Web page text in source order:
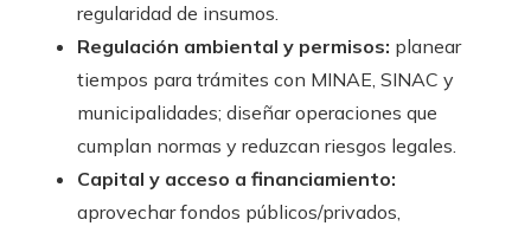
regularidad de insumos.
Regulación ambiental y permisos: planear
tiempos para trámites con MINAE, SINAC y
municipalidades; diseñar operaciones que
cumplan normas y reduzcan riesgos legales.
Capital y acceso a financiamiento:
aprovechar fondos públicos/privados,